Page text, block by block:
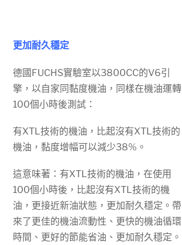
更加耐久穩定
德國FUCHS實驗室以3800CC的V6引
擎，以自家同黏度機油，同樣在機油運轉
100個小時後測試：
有XTL技術的機油，比起沒有XTL技術的
機油，黏度增幅可以減少38%。
這意味著：有XTL技術的機油，在使用
100個小時後，比起沒有XTL技術的機
油，更接近新油狀態，更加耐久穩定。帶
來了更佳的機油流動性、更快的機油循環
時間、更好的節能省油、更加耐久穩定。